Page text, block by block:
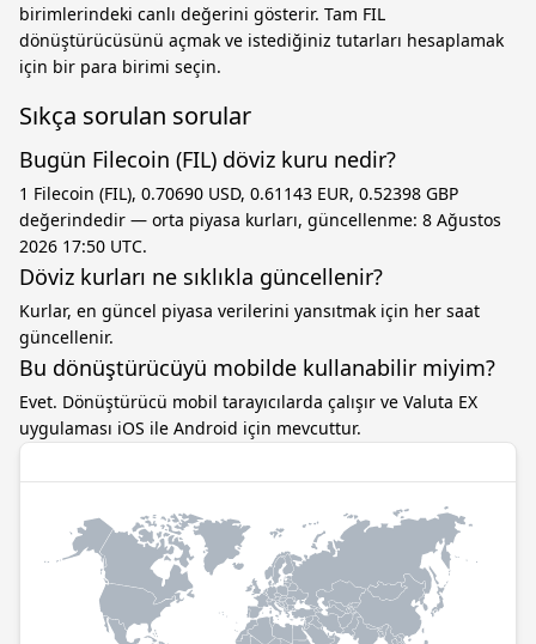
birimlerindeki canlı değerini gösterir. Tam FIL
dönüştürücüsünü açmak ve istediğiniz tutarları hesaplamak
için bir para birimi seçin.
Sıkça sorulan sorular
Bugün Filecoin (FIL) döviz kuru nedir?
1 Filecoin (FIL), 0.70690 USD, 0.61143 EUR, 0.52398 GBP
değerindedir — orta piyasa kurları, güncellenme: 8 Ağustos
2026 17:50 UTC.
Döviz kurları ne sıklıkla güncellenir?
Kurlar, en güncel piyasa verilerini yansıtmak için her saat
güncellenir.
Bu dönüştürücüyü mobilde kullanabilir miyim?
Evet. Dönüştürücü mobil tarayıcılarda çalışır ve Valuta EX
uygulaması iOS ile Android için mevcuttur.